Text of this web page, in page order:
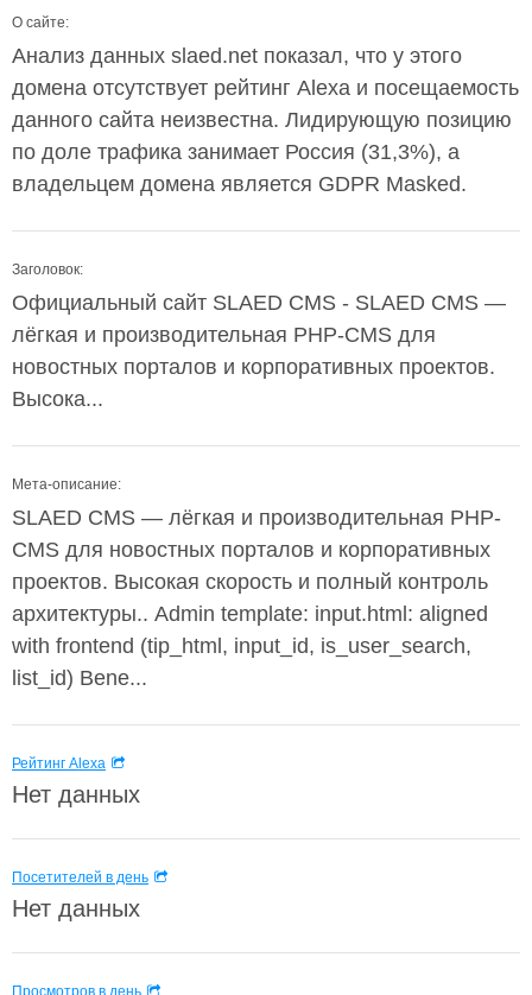
О сайте:
Анализ данных slaed.net показал, что у этого
домена отсутствует рейтинг Alexa и посещаемость
данного сайта неизвестна. Лидирующую позицию
по доле трафика занимает Россия (31,3%), а
владельцем домена является GDPR Masked.
Заголовок:
Официальный сайт SLAED CMS - SLAED CMS —
лёгкая и производительная PHP-CMS для
новостных порталов и корпоративных проектов.
Высока...
Мета-описание:
SLAED CMS — лёгкая и производительная PHP-
CMS для новостных порталов и корпоративных
проектов. Высокая скорость и полный контроль
архитектуры.. Admin template: input.html: aligned
with frontend (tip_html, input_id, is_user_search,
list_id) Bene...
Рейтинг Alexa
Нет данных
Посетителей в день
Нет данных
Просмотров в день